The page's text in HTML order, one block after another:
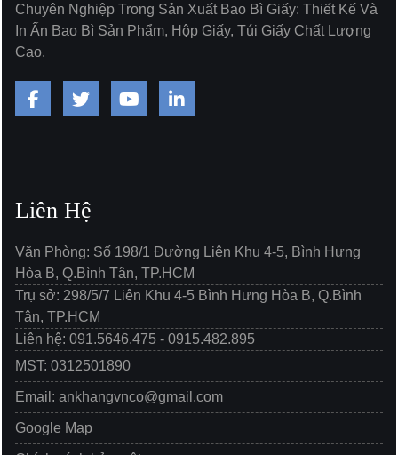
Chuyên Nghiệp Trong Sản Xuất Bao Bì Giấy: Thiết Kế Và
In Ấn Bao Bì Sản Phẩm, Hộp Giấy, Túi Giấy Chất Lượng
Cao.
Liên Hệ
Văn Phòng: Số 198/1 Đường Liên Khu 4-5, Bình Hưng
Hòa B, Q.Bình Tân, TP.HCM
Trụ sở: 298/5/7 Liên Khu 4-5 Bình Hưng Hòa B, Q.Bình
Tân, TP.HCM
Liên hệ: 091.5646.475 - 0915.482.895
MST: 0312501890
Email: ankhangvnco@gmail.com
Google Map